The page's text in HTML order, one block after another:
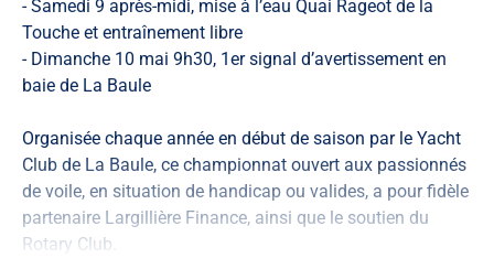
- Samedi 9 après-midi, mise à l’eau Quai Rageot de la
Touche et entraînement libre
- Dimanche 10 mai 9h30, 1er signal d’avertissement en
baie de La Baule
Organisée chaque année en début de saison par le Yacht
Club de La Baule, ce championnat ouvert aux passionnés
de voile, en situation de handicap ou valides, a pour fidèle
partenaire Largillière Finance, ainsi que le soutien du
Rotary Club.